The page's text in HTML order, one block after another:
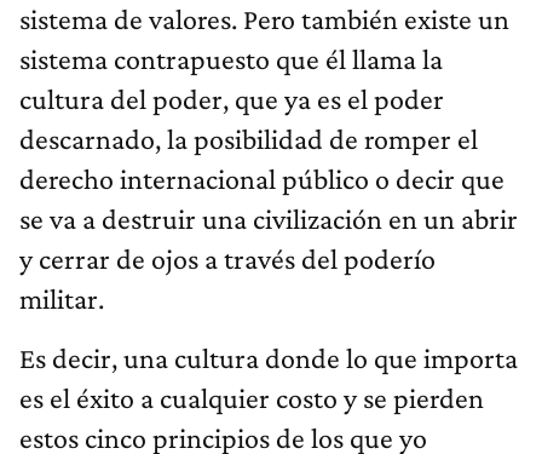
sistema de valores. Pero también existe un
sistema contrapuesto que él llama la
cultura del poder, que ya es el poder
descarnado, la posibilidad de romper el
derecho internacional público o decir que
se va a destruir una civilización en un abrir
y cerrar de ojos a través del poderío
militar.
Es decir, una cultura donde lo que importa
es el éxito a cualquier costo y se pierden
estos cinco principios de los que yo